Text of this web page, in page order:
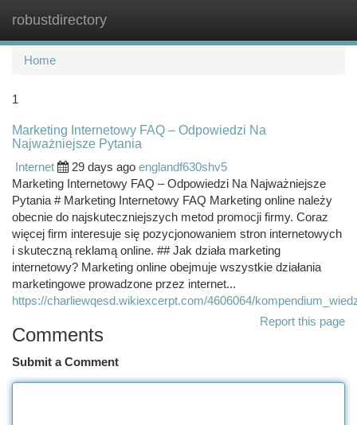
robustdirectory
Home
1
Marketing Internetowy FAQ – Odpowiedzi Na
Najważniejsze Pytania
Internet
29 days ago englandf630shv5
Marketing Internetowy FAQ – Odpowiedzi Na Najważniejsze
Pytania # Marketing Internetowy FAQ Marketing online należy
obecnie do najskuteczniejszych metod promocji firmy. Coraz
więcej firm interesuje się pozycjonowaniem stron internetowych
i skuteczną reklamą online. ## Jak działa marketing
internetowy? Marketing online obejmuje wszystkie działania
marketingowe prowadzone przez internet...
https://charliewqesd.wikiexcerpt.com/4606064/
Report this page
Comments
Submit a Comment